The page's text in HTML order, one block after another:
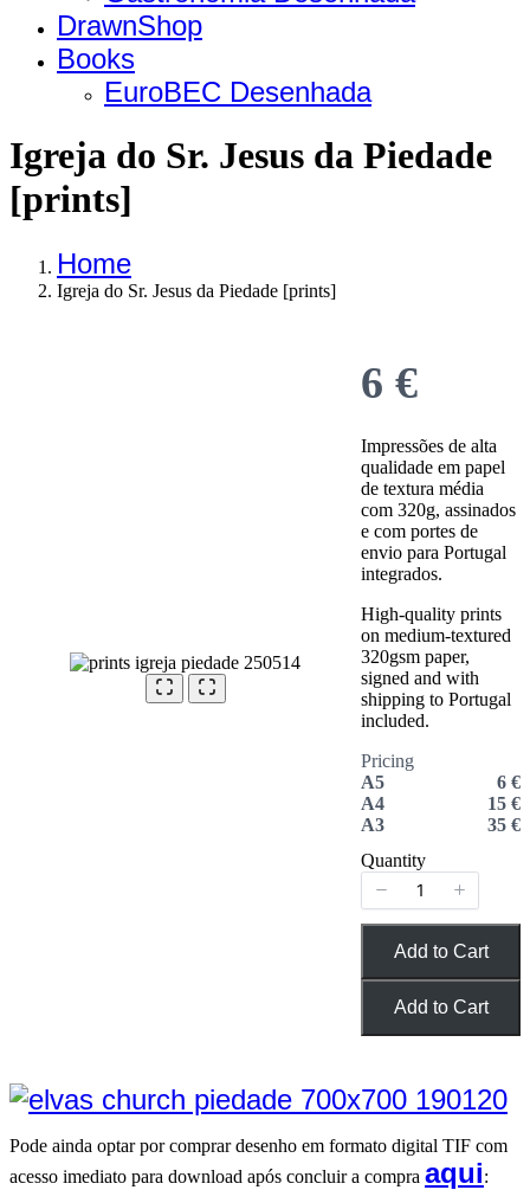
DrawnShop
Books
EuroBEC Desenhada
Igreja do Sr. Jesus da Piedade
[prints]
Home
Igreja do Sr. Jesus da Piedade [prints]
Now
6 €
Impressões de alta
qualidade em papel
de textura média
com 320g, assinados
e com portes de
envio para Portugal
integrados.
High-quality prints
on medium-textured
320gsm paper,
signed and with
shipping to Portugal
included.
Pricing
A5
6 €
A4
15 €
A3
35 €
Quantity
Add to Cart
Add to Cart
Pode ainda optar por comprar desenho em formato digital TIF com
acesso imediato para download após concluir a compra aqui: